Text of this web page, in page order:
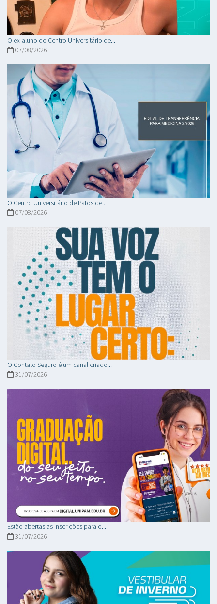
O ex-aluno do Centro Universitário de...
07/08/2026
O Centro Universitário de Patos de...
07/08/2026
O Contato Seguro é um canal criado...
31/07/2026
Estão abertas as inscrições para o...
31/07/2026